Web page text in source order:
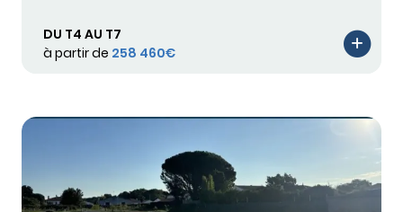
DU T4 AU T7
à partir de 258 460€